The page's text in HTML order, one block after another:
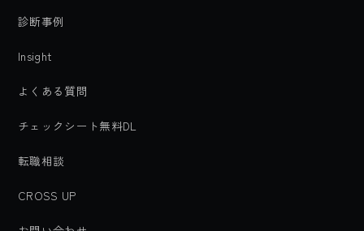
診断事例
Insight
よくある質問
チェックシート無料DL
転職相談
CROSS UP